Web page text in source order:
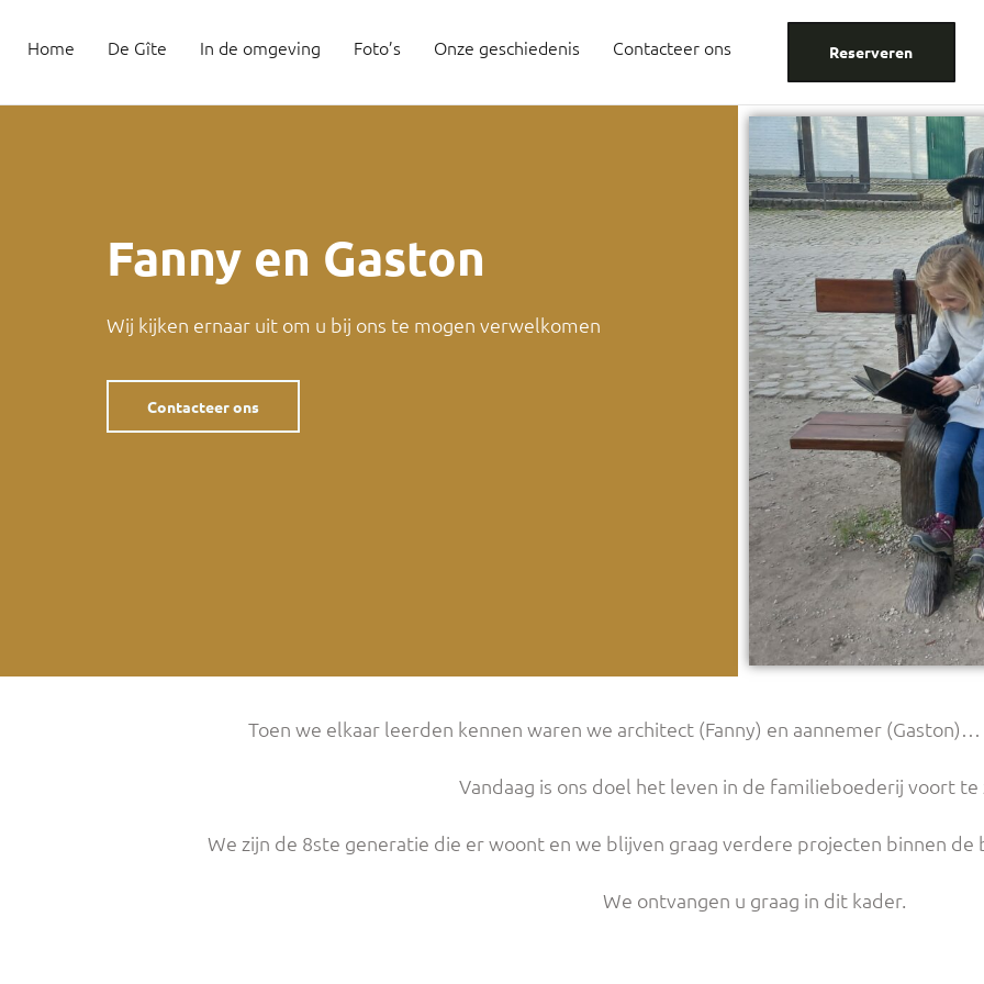
Home De Gîte In de omgeving Foto’s Onze geschiedenis Contacteer ons Reserveren
Fanny en Gaston
Contacteer ons
Toen we elkaar leerden kennen waren we architect (Fanny) en aannemer
Vandaag is ons doel het leven in de familieboederij voort te
We zijn de 8ste generatie die er woont en we blijven graag verdere projecten binnen
We ontvangen u graag in dit kader.